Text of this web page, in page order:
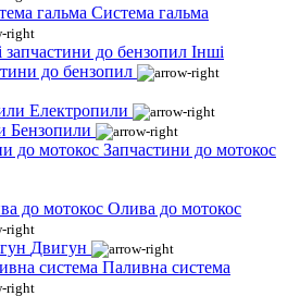
Система гальма
Інші
до бензопил
Електропили
Бензопили
Запчастини до мотокос
Олива до мотокос
Двигун
Паливна система